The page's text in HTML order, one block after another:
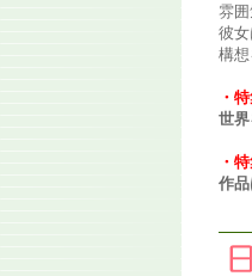
雰
彼
構
・
世
・
作